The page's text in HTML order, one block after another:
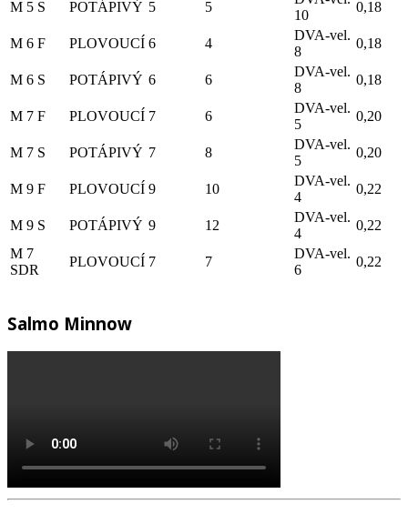
M 5 S POTÁPIVÝ 5 5
10
0,18
M 6 F PLOVOUCÍ 6 4
DVA-vel.
8
0,18
M 6 S POTÁPIVÝ 6 6
DVA-vel.
8
0,18
M 7 F PLOVOUCÍ 7 6
DVA-vel.
5
0,20
M 7 S POTÁPIVÝ 7 8
DVA-vel.
5
0,20
M 9 F PLOVOUCÍ 9 10
DVA-vel.
4
0,22
M 9 S POTÁPIVÝ 9 12
DVA-vel.
4
0,22
M 7
SDR
PLOVOUCÍ 7 7
DVA-vel.
6
0,22
Salmo Minnow